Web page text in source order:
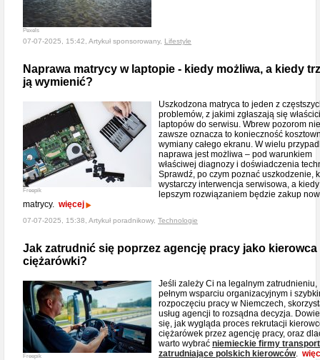
Pexels
07-07-2025, 15:42, Artykuł sponsorowany, Lifestyle
Naprawa matrycy w laptopie - kiedy możliwa, a kiedy
ją wymienić?
Freepik
Uszkodzona matryca to jeden z
problemów, z jakimi zgłaszają się
laptopów do serwisu. Wbrew pozorom nie
zawsze oznacza to konieczność
wymiany całego ekranu. W wielu
naprawa jest możliwa – pod warunkiem
właściwej diagnozy i doświadczenia
Sprawdź, po czym poznać uszkodzenie,
wystarczy interwencja serwisowa, a kiedy
lepszym rozwiązaniem będzie zakup
matrycy. więcej
07-07-2025, 15:38, Artykuł poradnikowy, Technologie
Jak zatrudnić się poprzez agencję pracy jako kierowca
ciężarówki?
Freepik
Jeśli zależy Ci na legalnym zatrudnieniu,
pełnym wsparciu organizacyjnym i
rozpoczęciu pracy w Niemczech,
usług agencji to rozsądna decyzja.
się, jak wygląda proces rekrutacji
ciężarówek przez agencję pracy, oraz
warto wybrać niemieckie firmy
zatrudniające polskich kierowców.